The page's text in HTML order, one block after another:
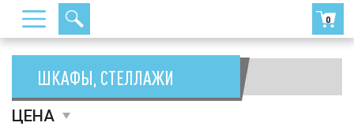
0
ШКАФЫ, СТЕЛЛАЖИ
Сортировать:
ЦЕНА